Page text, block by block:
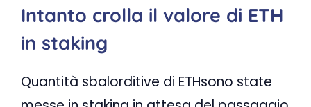
Intanto crolla il valore di ETH
in staking
Quantità sbalorditive di ETHsono state